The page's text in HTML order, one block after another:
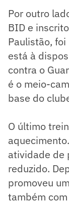
Por outro
BID e
Paulistão,
está à
contra o
é o meio-
base do
O último
atividade de
reduzido.
promoveu
também